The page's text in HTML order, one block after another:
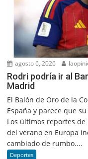
agosto 6, 2026
Rodri podría ir al
Madrid
El Balón de Oro de la
España y parece que
Los últimos reportes
del verano en Europa
cambiado de rumbo....
Deportes